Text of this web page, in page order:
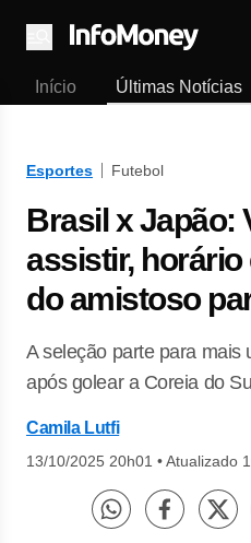
Menu
Início Últimas Notícias
Esportes Futebol
Brasil x Japão:
assistir,
do amistoso
A seleção parte para mais
após golear a Coreia do
Camila Lutfi
13/10/2025 20h01 •Atualizado